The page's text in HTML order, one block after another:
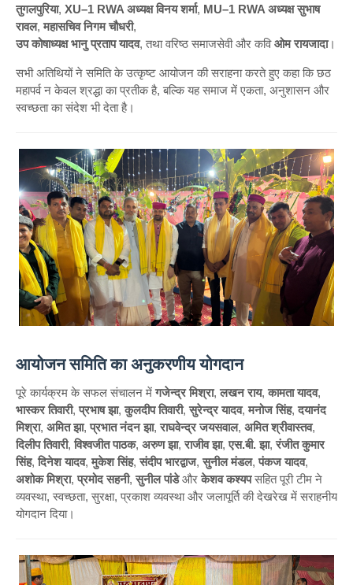
तुगलपुरिया, XU–1 RWA अध्यक्ष विनय शर्मा, MU–1 RWA अध्यक्ष सुभाष
रावल, महासचिव निगम चौधरी,
उप कोषाध्यक्ष भानु प्रताप यादव, तथा वरिष्ठ समाजसेवी और कविओम रायजादा।
सभी अतिथियों ने समिति के उत्कृष्ट आयोजन की सराहना करते हुए कहा कि छठ
महापर्व न केवल श्रद्धा का प्रतीक है, बल्कि यह समाज में एकता, अनुशासन और
स्वच्छता का संदेश भी देता है।
आयोजन समिति का अनुकरणीय योगदान
पूरे कार्यक्रम के सफल संचालन में गजेन्द्र मिश्रा, लखन राय, कामता यादव,
भास्कर तिवारी, प्रभाष झा, कुलदीप तिवारी, सुरेन्द्र यादव, मनोज सिंह, दयानंद
मिश्रा, अमित झा, प्रभात नंदन झा, राघवेन्द्र जयसवाल, अमित श्रीवास्तव,
दिलीप तिवारी, विश्वजीत पाठक, अरुण झा, राजीव झा, एस.बी. झा, रंजीत कुमार
सिंह, दिनेश यादव, मुकेश सिंह, संदीप भारद्वाज, सुनील मंडल, पंकज यादव,
अशोक मिश्रा, प्रमोद सहनी, सुनील पांडेऔर केशव कश्यपसहित पूरी टीम ने
व्यवस्था, स्वच्छता, सुरक्षा, प्रकाश व्यवस्था और जलापूर्ति की देखरेख में सराहनीय
योगदान दिया।